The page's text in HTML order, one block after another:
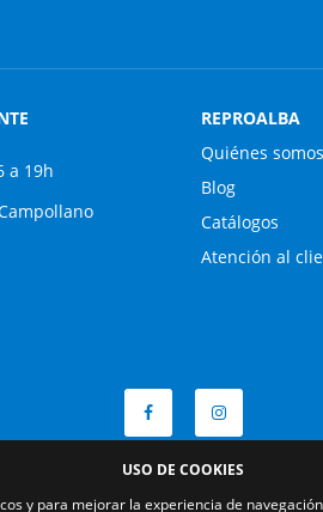
a 19h
REPROALBA
Quiénes somos
Blog
Catálogos
Atención al
USO DE COOKIES
y para mejorar la experiencia de